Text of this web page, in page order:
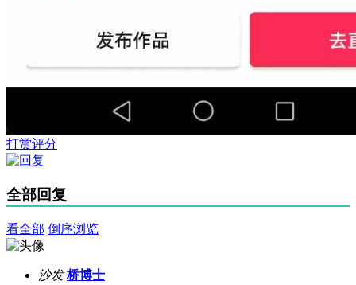
打赏评分
全部回复
看全部 倒序浏览
沙发 桥博士